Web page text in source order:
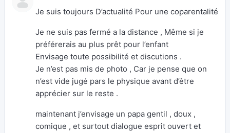
Je suis toujours D’actualité Pour une coparentalité
Je ne suis pas fermé a la distance , Même si je
préférerais au plus prêt pour l’enfant
Envisage toute possibilité et discutions .
Je n’est pas mis de photo , Car je pense que on
n’est vide jugé pars le physique avant d’être
apprécier sur le reste .
maintenant j’envisage un papa gentil , doux ,
comique , et surtout dialogue esprit ouvert et